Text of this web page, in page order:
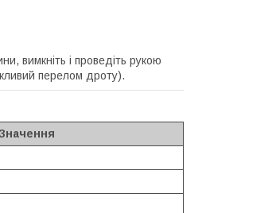
вимкніть і проведіть рукою
перелом дроту).